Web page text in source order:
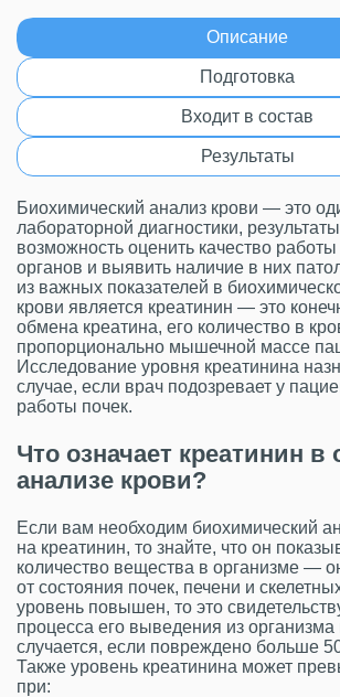
Описание
Подготовка
Входит в состав
Результаты
Биохимический анализ крови — это
лабораторной диагностики,
возможность оценить качество
органов и выявить наличие в них
из важных показателей в
крови является креатинин — это
обмена креатина, его количество в
пропорционально мышечной массе
Исследование уровня креатинина
случае, если врач подозревает у
работы почек.
Что означает креатинин
анализе крови?
Если вам необходим биохимический
на креатинин, то знайте, что он
количество вещества в организме —
от состояния почек, печени и
уровень повышен, то это
процесса его выведения из
случается, если повреждено больше
Также уровень креатинина может
при: